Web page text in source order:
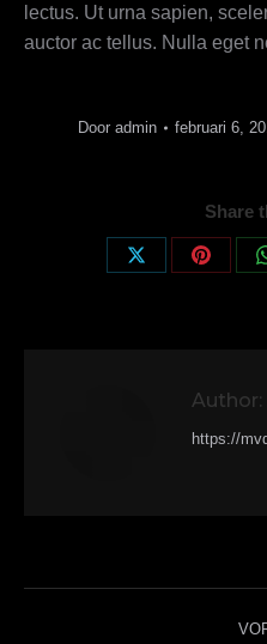
lectus. Ut urna sapien,
auctor ac tellus. Nulla eget
Door admin februari 6,
Share
Deel
Deel
Author:
https://